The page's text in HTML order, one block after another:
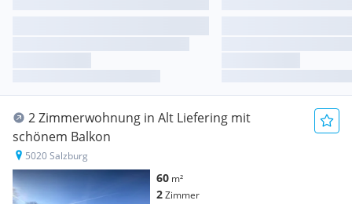
2 Zimmerwohnung in Alt Liefering mit
schönem Balkon
5020 Salzburg
60 m²
2Zimmer